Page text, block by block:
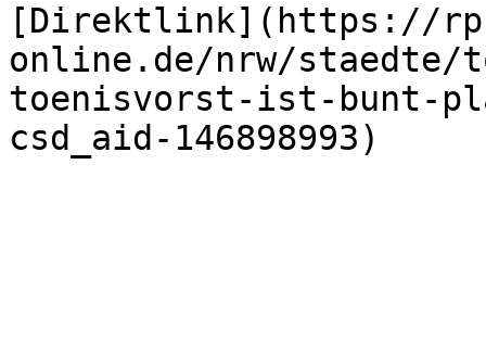
[Direktlink](https://
online.de/nrw/
toenisvorst-ist-bunt-
csd_aid-146898993)